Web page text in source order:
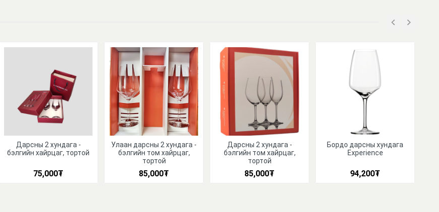
Дарсны 2 хундага -
бэлгийн хайрцаг, тортой
75,000₮
Улаан дарсны 2 хундага -
бэлгийн том хайрцаг,
тортой
85,000₮
Дарсны 2 хундага -
бэлгийн том хайрцаг,
тортой
85,000₮
Бордо дарсны хундага
Experience
94,200₮